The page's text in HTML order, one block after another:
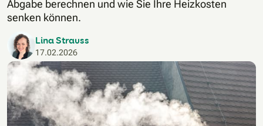
Abgabe berechnen und wie Sie Ihre Heizkosten
senken können.
Lina Strauss
17.02.2026